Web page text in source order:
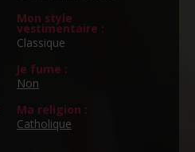
Mon style
vestimentaire :
Classique
Je fume :
Non
Ma religion :
Catholique